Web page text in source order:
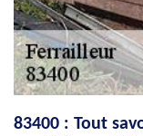
83400 : Tout